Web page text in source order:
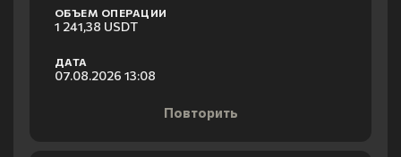
ОБЪЕМ ОПЕРАЦИИ
1 241,38 USDT
ДАТА
07.08.2026 13:08
Повторить